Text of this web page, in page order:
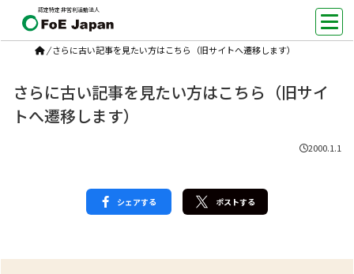
認定特定非営利活動法人
/ さらに古い記事を見たい方はこちら（旧サイトへ遷移します）
さらに古い記事を見たい方はこちら（旧サイ
トへ遷移します）
2000.1.1
シェアする ポストする